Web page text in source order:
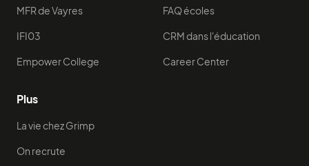
MFR de Vayres
IFI03
Empower College
FAQ écoles
CRM dans l'éducation
Career Center
Plus
La vie chez Grimp
On recrute